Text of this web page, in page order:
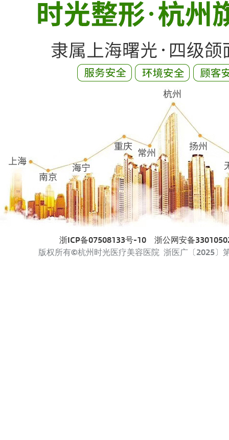
浙ICP备07508133号-10
浙公网安备
版权所有©杭州时光医疗美容医院 浙医广〔2025〕